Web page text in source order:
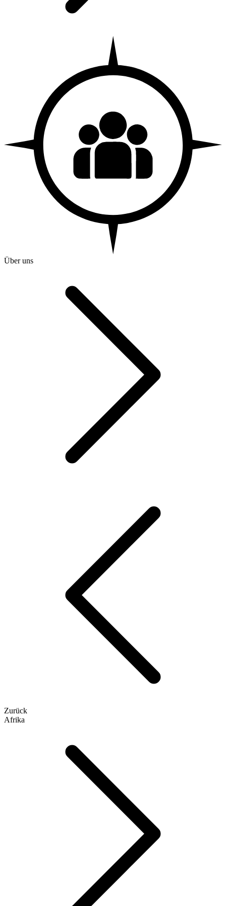
Über uns
Zurück
Afrika